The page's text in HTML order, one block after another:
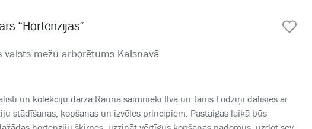
“Hortenzijas”
valsts mežu arborētums Kalsnavā
un kolekciju dārza Raunā saimnieki Ilva un Jānis Lodziņi dalīsies ar
stādīšanas, kopšanas un izvēles principiem. Pastaigas laikā būs